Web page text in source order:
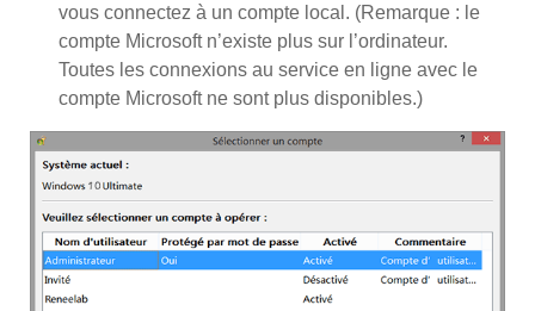
vous connectez à un compte local. (Remarque : le
compte Microsoft n’existe plus sur l’ordinateur.
Toutes les connexions au service en ligne avec le
compte Microsoft ne sont plus disponibles.)